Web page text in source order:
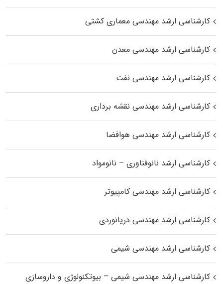
کارشناسی ارشد مهندسی معماری کشتی
کارشناسی ارشد مهندسی معدن
کارشناسی ارشد مهندسی نفت
کارشناسی ارشد مهندسی نقشه برداری
کارشناسی ارشد مهندسی هوافضا
کارشناسی ارشد نانوفناوری – نانومواد
کارشناسی ارشد مهندسی کامپیوتر
کارشناسی ارشد مهندسی دریانوردی
کارشناسی ارشد مهندسی شیمی
کارشناسی ارشد مهندسی شیمی – بیوتکنولوژی و داروسازی